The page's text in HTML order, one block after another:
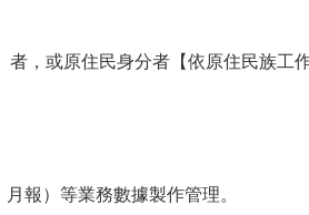
，或原住民身分者【依原住民族工
報）等業務數據製作管理。